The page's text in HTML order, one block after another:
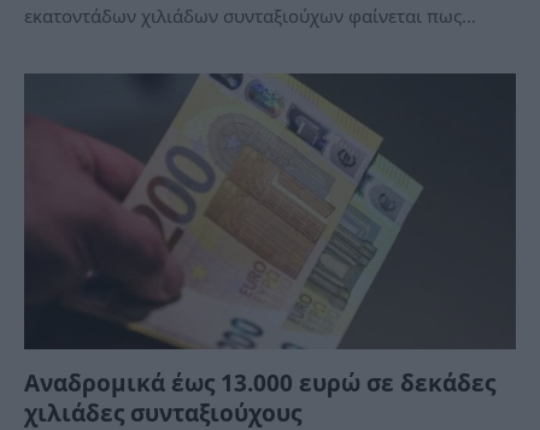
εκατοντάδων χιλιάδων συνταξιούχων φαίνεται πως…
Αναδρομικά έως 13.000 ευρώ σε δεκάδες
χιλιάδες συνταξιούχους